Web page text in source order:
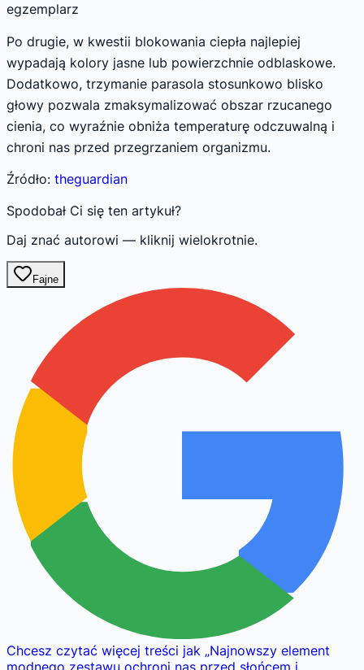
egzemplarz
Po drugie, w kwestii blokowania ciepła najlepiej
wypadają kolory jasne lub powierzchnie odblaskowe.
Dodatkowo, trzymanie parasola stosunkowo blisko
głowy pozwala zmaksymalizować obszar rzucanego
cienia, co wyraźnie obniża temperaturę odczuwalną i
chroni nas przed przegrzaniem organizmu.
Źródło: theguardian
Spodobał Ci się ten artykuł?
Daj znać autorowi — kliknij wielokrotnie.
Fajne
Chcesz czytać więcej treści jak „Najnowszy element